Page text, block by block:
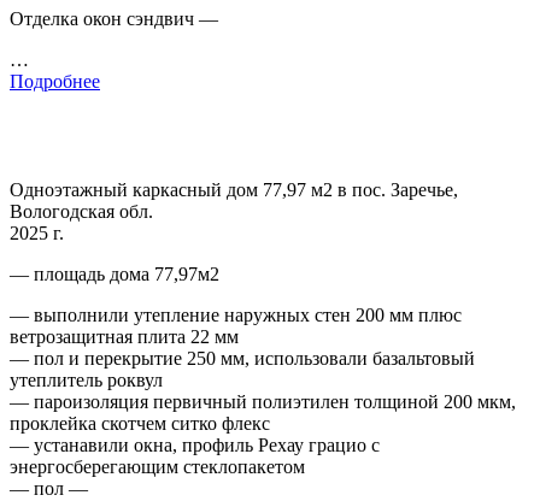
Отделка окон сэндвич —
…
Подробнее
Одноэтажный каркасный дом 77,97 м2 в пос. Заречье,
Вологодская обл.
2025 г.
— площадь дома 77,97м2
— выполнили утепление наружных стен 200 мм плюс
ветрозащитная плита 22 мм
— пол и перекрытие 250 мм, использовали базальтовый
утеплитель роквул
— пароизоляция первичный полиэтилен толщиной 200 мкм,
проклейка скотчем ситко флекс
— устанавили окна, профиль Рехау грацио с
энергосберегающим стеклопакетом
— пол —